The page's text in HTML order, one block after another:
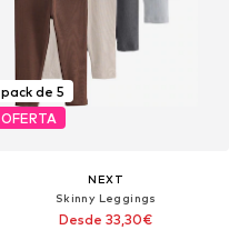
pack de 5
OFERTA
NEXT
Skinny Leggings
Desde 33,30€